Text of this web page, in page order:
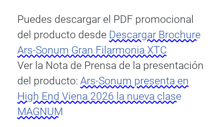
Puedes descargar el PDF promocional
del producto desde Descargar Brochure
Ars-Sonum Gran Filarmonia XTC
Ver la Nota de Prensa de la presentación
del producto:Ars-Sonum presenta en
High End Viena 2026 la nueva clase
MAGNUM